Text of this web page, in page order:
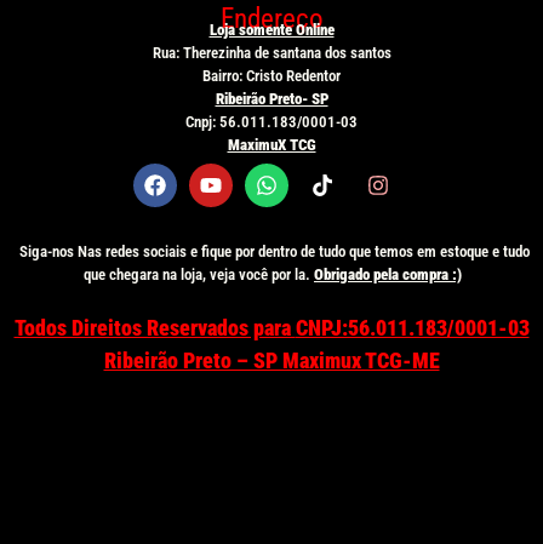
Endereço
Loja somente Online
Rua: Therezinha de santana dos santos
Bairro: Cristo Redentor
Ribeirão Preto- SP
Cnpj: 56.011.183/0001-03
MaximuX TCG
Siga-nos Nas redes sociais e fique por dentro de tudo que temos em estoque e tudo
que chegara na loja, veja você por la. Obrigado pela compra :)
Todos Direitos Reservados paraCNPJ:56.011.183/0001-03
Ribeirão Preto – SP Maximux TCG-ME